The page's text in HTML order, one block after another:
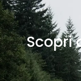
Scopri